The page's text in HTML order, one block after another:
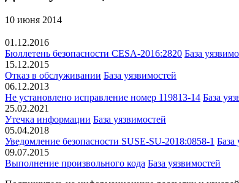
10 июня 2014
01.12.2016
Бюллетень безопасности CESA-2016:2820 База
15.12.2015
Отказ в обслуживании База уязвимостей
06.12.2013
Не установлено исправление номер 119813-14 База
25.02.2021
Утечка информации База уязвимостей
05.04.2018
Уведомление безопасности SUSE-SU-2018:0858-1 База
09.07.2015
Выполнение произвольного кода База уязвимостей